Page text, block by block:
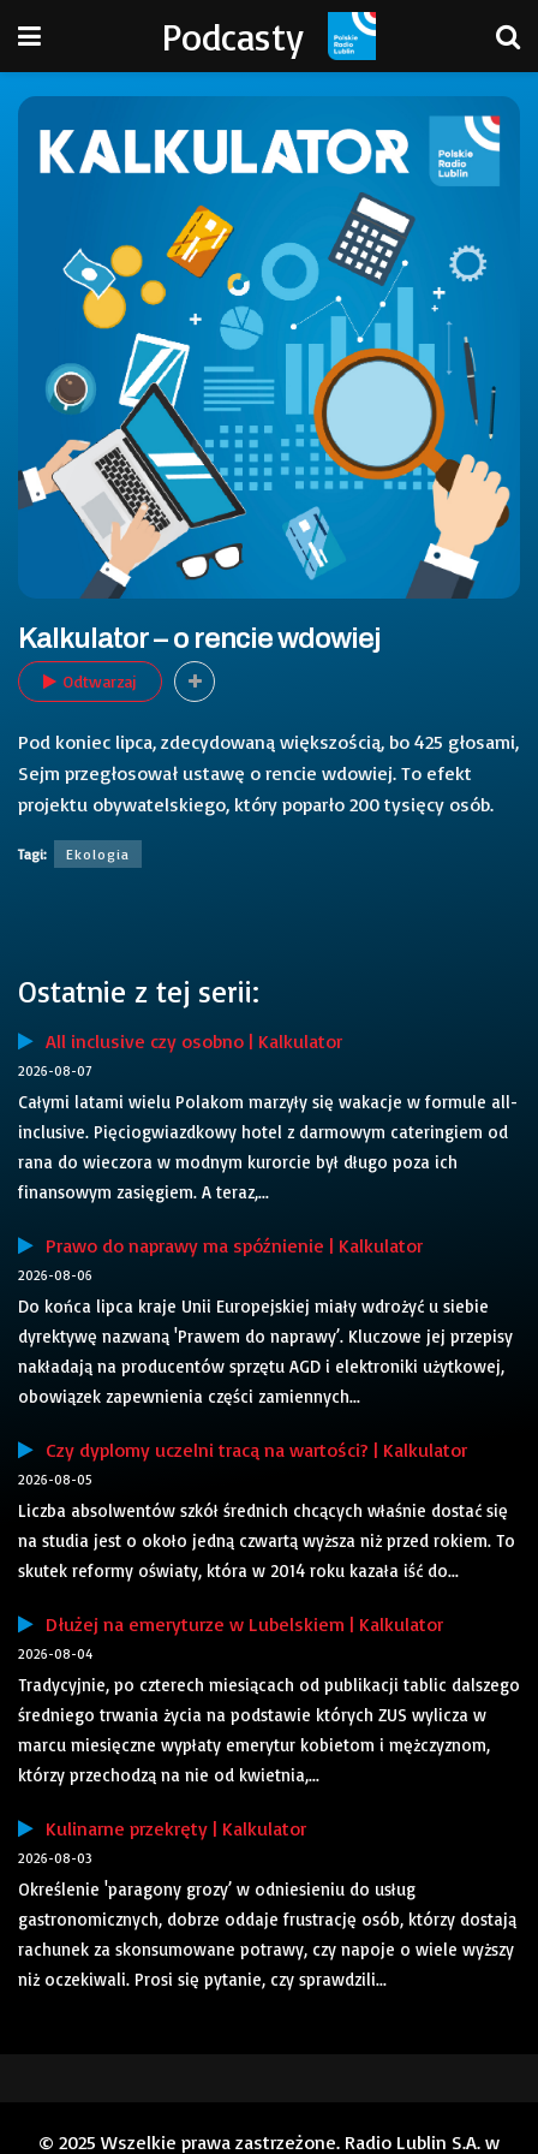
Podcasty
Kalkulator – o rencie wdowiej
Odtwarzaj
Pod koniec lipca, zdecydowaną większością, bo 425 głosami,
Sejm przegłosował ustawę o rencie wdowiej. To efekt
projektu obywatelskiego, który poparło 200 tysięcy osób.
Tagi: Ekologia
Ostatnie z tej serii:
All inclusive czy osobno | Kalkulator
2026-08-07
Całymi latami wielu Polakom marzyły się wakacje w formule all-
inclusive. Pięciogwiazdkowy hotel z darmowym cateringiem od
rana do wieczora w modnym kurorcie był długo poza ich
finansowym zasięgiem. A teraz,...
Prawo do naprawy ma spóźnienie | Kalkulator
2026-08-06
Do końca lipca kraje Unii Europejskiej miały wdrożyć u siebie
dyrektywę nazwaną 'Prawem do naprawy’. Kluczowe jej przepisy
nakładają na producentów sprzętu AGD i elektroniki użytkowej,
obowiązek zapewnienia części zamiennych...
Czy dyplomy uczelni tracą na wartości? | Kalkulator
2026-08-05
Liczba absolwentów szkół średnich chcących właśnie dostać się
na studia jest o około jedną czwartą wyższa niż przed rokiem. To
skutek reformy oświaty, która w 2014 roku kazała iść do...
Dłużej na emeryturze w Lubelskiem | Kalkulator
2026-08-04
Tradycyjnie, po czterech miesiącach od publikacji tablic dalszego
średniego trwania życia na podstawie których ZUS wylicza w
marcu miesięczne wypłaty emerytur kobietom i mężczyznom,
którzy przechodzą na nie od kwietnia,...
Kulinarne przekręty | Kalkulator
2026-08-03
Określenie 'paragony grozy’ w odniesieniu do usług
gastronomicznych, dobrze oddaje frustrację osób, którzy dostają
rachunek za skonsumowane potrawy, czy napoje o wiele wyższy
niż oczekiwali. Prosi się pytanie, czy sprawdzili...
© 2025 Wszelkie prawa zastrzeżone. Radio Lublin S.A. w